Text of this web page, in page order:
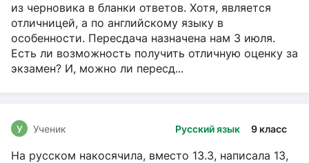
из черновика в бланки ответов. Хотя, является
отличницей, а по английскому языку в
особенности. Пересдача назначена нам 3 июля.
Есть ли возможность получить отличную оценку за
экзамен? И, можно ли пересд...
Русский язык 9 класс
У Ученик
На русском накосячила, вместо 13.3, написала 13,